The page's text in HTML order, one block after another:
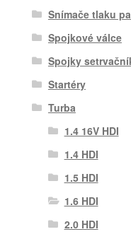
Snímače tlaku
Spojkové válce
Spojky
Startéry
Turba
1.4 16V HDI
1.4 HDI
1.5 HDI
1.6 HDI
2.0 HDI